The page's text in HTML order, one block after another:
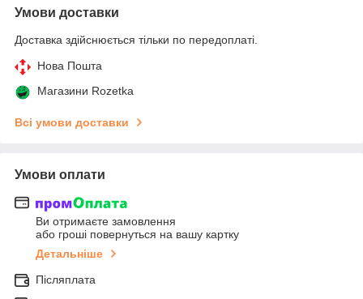
Умови доставки
Доставка здійснюється тільки по передоплаті.
Нова Пошта
Магазини Rozetka
Всі умови доставки
Умови оплати
Ви отримаєте замовлення
або гроші повернуться на вашу картку
Детальніше
Післяплата